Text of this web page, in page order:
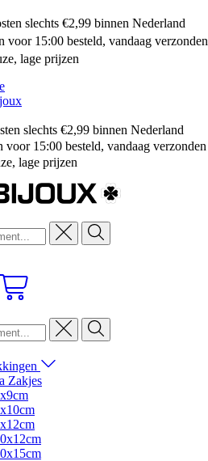
slechts €2,99 binnen Nederland
voor 15:00 besteld, vandaag verzonden
lage prijzen
slechts €2,99 binnen Nederland
voor 15:00 besteld, vandaag verzonden
lage prijzen
Zakjes